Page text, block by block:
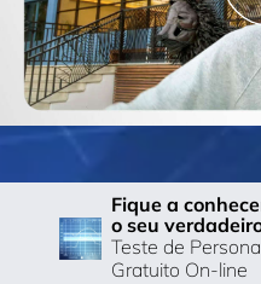
Fique a
o seu
Teste de
Gratuito On-line